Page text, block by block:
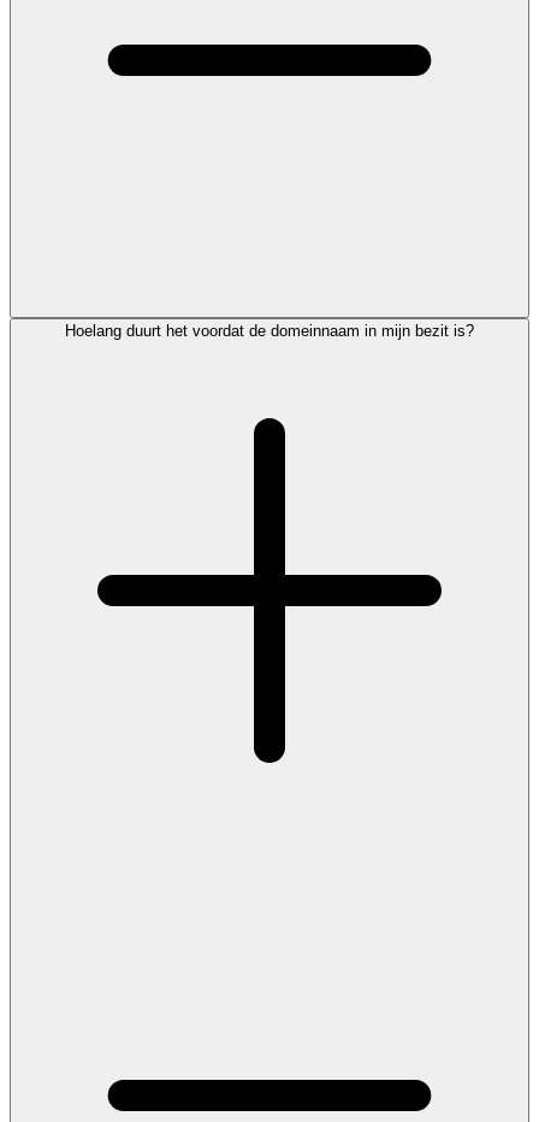
Hoelang duurt het voordat de domeinnaam in mijn bezit is?